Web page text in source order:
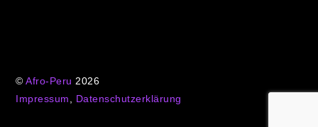
©Afro-Peru 2026
Impressum, Datenschutzerklärung